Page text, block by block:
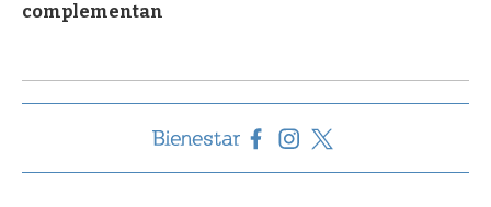
complementan